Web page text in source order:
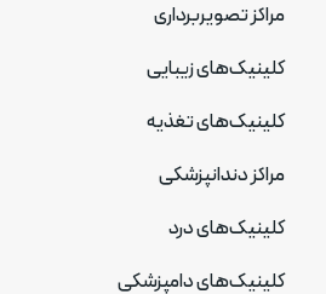
مراکز تصویربرداری
کلینیک‌های زیبایی
کلینیک‌های تغذیه
مراکز دندانپزشکی
کلینیک‌های درد
کلینیک‌های دامپزشکی